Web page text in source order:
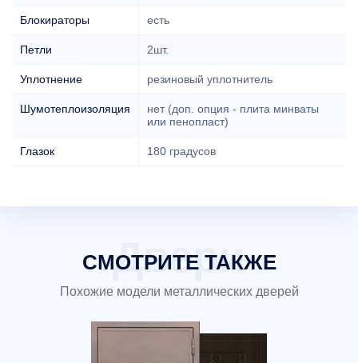
Блокираторы есть
Петли 2шт.
Уплотнение резиновый уплотнитель
Шумотеплоизоляция
нет (доп. опция - плита минваты
или пенопласт)
Глазок 180 градусов
СМОТРИТЕ ТАКЖЕ
Похожие модели металлических дверей